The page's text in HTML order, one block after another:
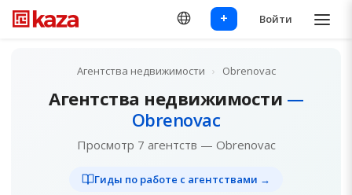
+ Войти
Агентства недвижимости › Obrenovac
Агентства недвижимости —
Obrenovac
Просмотр 7 агентств — Obrenovac
Гиды по работе с агентствами →